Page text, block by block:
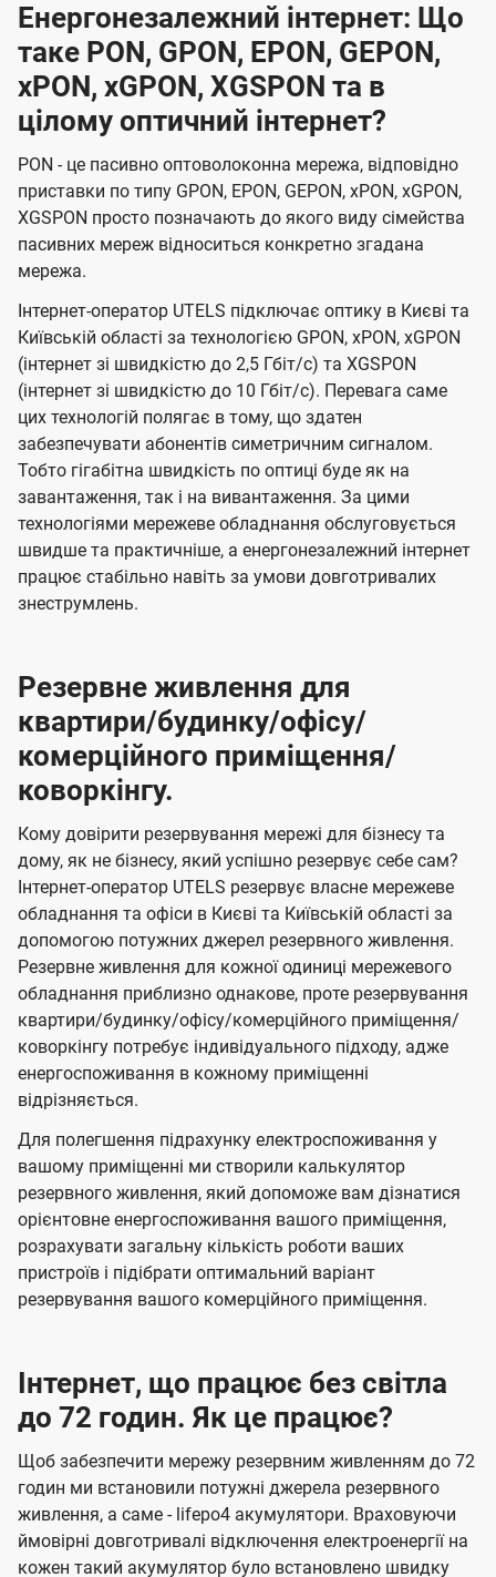
Енергонезалежний інтернет: Що
таке PON, GPON, EPON, GEPON,
xPON, xGPON, XGSPON та в
цілому оптичний інтернет?
PON - це пасивно оптоволоконна мережа, відповідно
приставки по типу GPON, EPON, GEPON, xPON, xGPON,
XGSPON просто позначають до якого виду сімейства
пасивних мереж відноситься конкретно згадана
мережа.
Інтернет-оператор UTELS підключає оптику в Києві та
Київській області за технологією GPON, xPON, xGPON
(інтернет зі швидкістю до 2,5 Гбіт/с) та XGSPON
(інтернет зі швидкістю до 10 Гбіт/с). Перевага саме
цих технологій полягає в тому, що здатен
забезпечувати абонентів симетричним сигналом.
Тобто гігабітна швидкість по оптиці буде як на
завантаження, так і на вивантаження. За цими
технологіями мережеве обладнання обслуговується
швидше та практичніше, а енергонезалежний інтернет
працює стабільно навіть за умови довготривалих
знеструмлень.
Резервне живлення для
квартири/будинку/офісу/
комерційного приміщення/
коворкінгу.
Кому довірити резервування мережі для бізнесу та
дому, як не бізнесу, який успішно резервує себе сам?
Інтернет-оператор UTELS резервує власне мережеве
обладнання та офіси в Києві та Київській області за
допомогою потужних джерел резервного живлення.
Резервне живлення для кожної одиниці мережевого
обладнання приблизно однакове, проте резервування
квартири/будинку/офісу/комерційного приміщення/
коворкінгу потребує індивідуального підходу, адже
енергоспоживання в кожному приміщенні
відрізняється.
Для полегшення підрахунку електроспоживання у
вашому приміщенні ми створили калькулятор
резервного живлення, який допоможе вам дізнатися
орієнтовне енергоспоживання вашого приміщення,
розрахувати загальну кількість роботи ваших
пристроїв і підібрати оптимальний варіант
резервування вашого комерційного приміщення.
Інтернет, що працює без світла
до 72 годин. Як це працює?
Щоб забезпечити мережу резервним живленням до 72
годин ми встановили потужні джерела резервного
живлення, а саме - lifepo4 акумулятори. Враховуючи
ймовірні довготривалі відключення електроенергії на
кожен такий акумулятор було встановлено швидку